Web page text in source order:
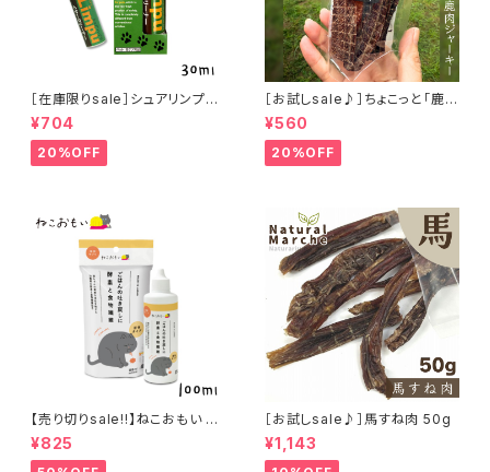
［在庫限りsale］シュアリンプウ
イヤークリーナー 30ml
¥704
20%OFF
［お試しsale♪］ちょこっと「鹿肉
ジャーキー」ジビエ鹿 おやつ
¥560
20%OFF
【売り切りsale!!】ねこおもい 猫
ご飯の吐き戻しに 酵素と食物繊
維 100ml
¥825
［お試しsale♪］馬すね肉 50g
¥1,143